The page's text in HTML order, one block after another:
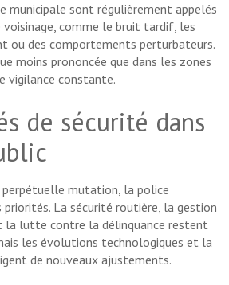
municipale sont régulièrement appelés
voisinage, comme le bruit tardif, les
ou des comportements perturbateurs.
moins prononcée que dans les zones
vigilance constante.
de sécurité dans
perpétuelle mutation, la police
priorités. La sécurité routière, la gestion
la lutte contre la délinquance restent
les évolutions technologiques et la
de nouveaux ajustements.